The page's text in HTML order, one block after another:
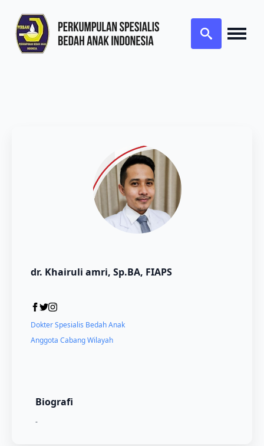
dr. Khairuli amri, Sp.BA, FIAPS
Dokter Spesialis Bedah Anak
Anggota Cabang Wilayah
Biografi
-